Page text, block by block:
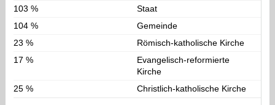
103 %
Staat
104 %
Gemeinde
23 %
Römisch-katholische Kirche
17 %
Evangelisch-reformierte
Kirche
25 %
Christlich-katholische Kirche